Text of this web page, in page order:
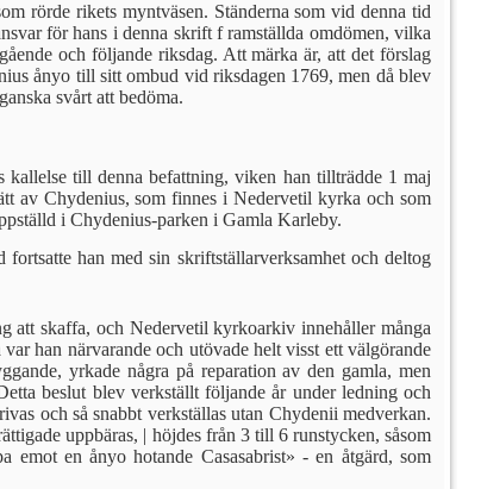
rörde rikets myntväsen. Ständerna som vid denna tid
för hans i denna skrift f ramställda omdömen, vilka
och följande riksdag. Att märka är, att det förslag
ånyo till sitt ombud vid riks­dagen 1769, men då blev
svårt att bedöma.
kallelse till denna befattning, viken han tillträdde 1 maj
av Chydenius, som finnes i Nedervetil kyrka och som
i Chydenius-parken i Gamla Karleby.
han med sin skriftställarverksamhet och deltog
att skaffa, och Neder­vetil kyrkoarkiv innehåller många
han närvarande och utövade helt visst ett välgörande
yrkade några på reparation av den gamla, men
beslut blev verkställt följande år under led­ning och
och så snabbt verkställas utan Chydenii medverkan.
uppbäras, | höjdes från 3 till 6 runstycken, såsom
en ånyo hotande Casasabrist» - en åtgärd, som